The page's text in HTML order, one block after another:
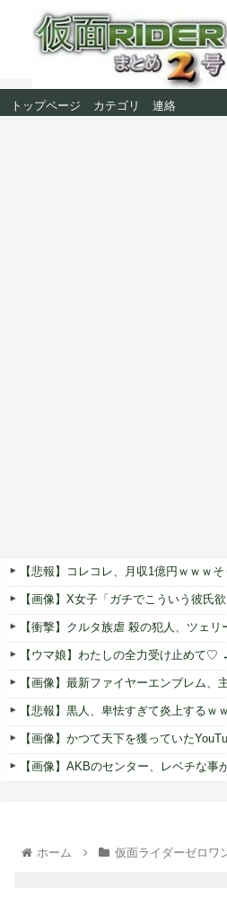
トップページ カテゴリ 連絡
【悲報】コレコレ、月収1億円ｗｗｗそ
【画像】X女子「ガチでこういう彼氏欲
【衝撃】クルタ族虐 殺の犯人、ツェリ
【ウマ娘】わたしの全力受け止めて♡
【画像】最新ファイヤーエンブレム、
【悲報】黒人、卑怯すぎて炎上するｗ
【画像】かつて天下を獲っていた
【画像】AKBのセンター、レベチな事
ホーム 仮面ライダーゼロワ